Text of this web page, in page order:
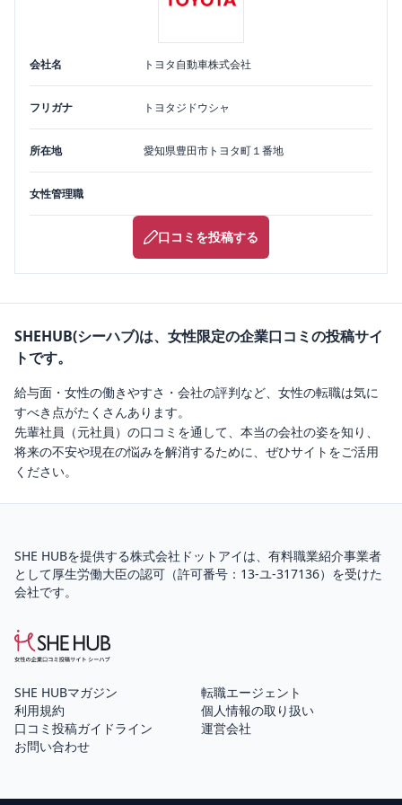
会社名 トヨタ自動車株式会社
フリガナ トヨタジドウシャ
所在地 愛知県豊田市 トヨタ町１番地
女性管理職
口コミを投稿する
SHEHUB(シーハブ)は、女性限定の企業口コミの投稿サイ
トです。
給与面・女性の働きやすさ・会社の評判など、女性の転職は気に
すべき点がたくさんあります。
先輩社員（元社員）の口コミを通して、本当の会社の姿を知り、
将来の不安や現在の悩みを解消するために、ぜひサイトをご活用
ください。
SHE HUBを提供する株式会社ドットアイは、 有料職業紹介事業者
として厚生労働大臣の認可（許可番号：13-ユ-317136）を受けた
会社です。
SHE HUBマガジン
転職エージェント
利用規約
個人情報の取り扱い
口コミ投稿ガイドライン
運営会社
お問い合わせ